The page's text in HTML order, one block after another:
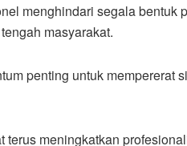
menghindari segala bentuk
masyarakat.
penting untuk mempererat
terus meningkatkan